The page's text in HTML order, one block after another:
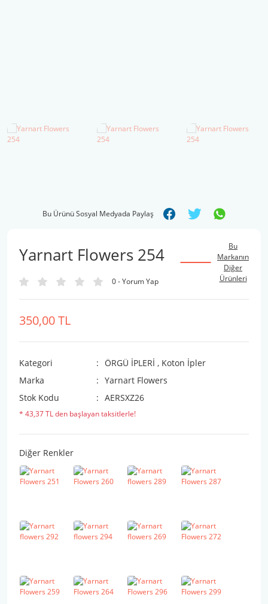
Bu Ürünü Sosyal Medyada Paylaş
Yarnart Flowers 254
0 - Yorum Yap
Bu
Markanın
Diğer
Ürünleri
350,00 TL
Kategori ÖRGÜ İPLERİ , Koton İpler
Marka
Yarnart Flowers
Stok Kodu
AERSXZ26
* 43,37 TL den başlayan taksitlerle!
Diğer Renkler